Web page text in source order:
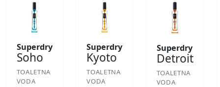
Superdry
Soho
TOALETNA
VODA
Superdry
Kyoto
TOALETNA
VODA
Superdry
Detroit
TOALETNA
VODA